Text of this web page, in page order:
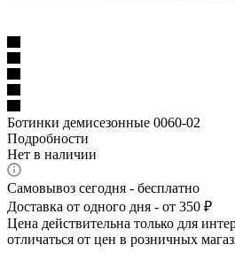
Ботинки демисезонные 0060-02
Подробности
Нет в наличии
Самовывоз сегодня - бесплатно
Доставка от одного дня - от 350 ₽
Цена действительна только для
отличаться от цен в розничных